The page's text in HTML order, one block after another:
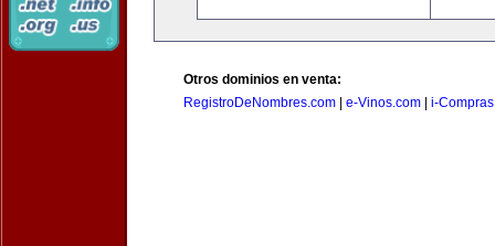
Otros dominios en venta:
RegistroDeNombres.com
e-Vinos.com i-